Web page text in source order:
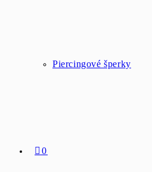
Piercingové šperky
0